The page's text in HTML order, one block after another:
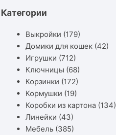
Категории
Выкройки (179)
Домики для кошек (42)
Игрушки (712)
Ключницы (68)
Корзинки (172)
Кормушки (19)
Коробки из картона (134)
Линейки (43)
Мебель (385)